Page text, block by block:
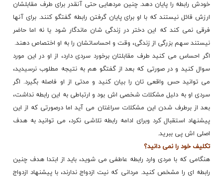
خودش رابطه را پایان دهد. چنین مردهایی حتی آنقدر برای طرف مقابلشان
ارزش قائل نیستند که با او برای پایان گرفتن رابطه گفتگو کنند. برای آنها
فرقی نمی کند که این دختر در زندگی شان ماندگار شود یا نه اما حاضر
نیستند سهم بزرگی از زندگی، وقت و احساساتشان را به او اختصاص دهند.
اگر احساس می کنید طرف مقابلتان برخورد سردی دارد، از او در این مورد
سوال کنید و در صورتی که بعد از گفتگو هم به نتیجه مطلوب نرسیدید،
می توانید حس واقعی تان را بیان کنید و مدتی از او فاصله بگیرد. اگر
سردی او به دلیل مشکلات شخصی اش بود و ارتباطی به این رابطه نداشت،
بعد از برطرف شدن این مشکلات سراغتان می آید اما درصورتی که از این
پیشنهاد استقبال کرد وبرای ادامه رابطه تلاشی نکرد، می توانید به هدف
اصلی اش پی ببرید.
تکلیف خود را نمی دانید؟
هنگامی که با مردی وارد رابطه عاطفی می شوید، باید از ابتدا هدف چنین
رابطه ای را مشخص کنید. مردانی که نیت ازدواج ندارند، با پیشنهاد ازدواج